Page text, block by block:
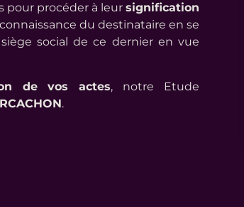
pour procéder à leur signification
connaissance du destinataire en se
social de ce dernier en vue
de vos actes, notre Etude
.